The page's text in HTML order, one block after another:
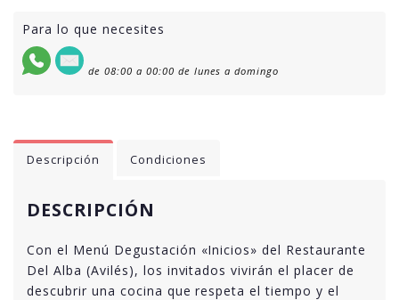
Para lo que necesites
de 08:00 a 00:00 de lunes a domingo
Descripción Condiciones
DESCRIPCIÓN
Con el Menú Degustación «Inicios» del Restaurante
Del Alba (Avilés), los invitados vivirán el placer de
descubrir una cocina que respeta el tiempo y el